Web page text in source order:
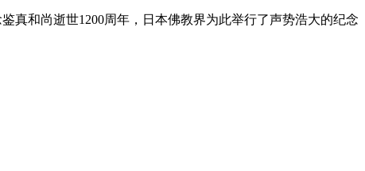
鉴真和尚逝世1200周年，日本佛教界为此举行了声势浩大的纪念